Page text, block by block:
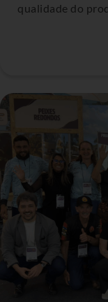
qualidade do